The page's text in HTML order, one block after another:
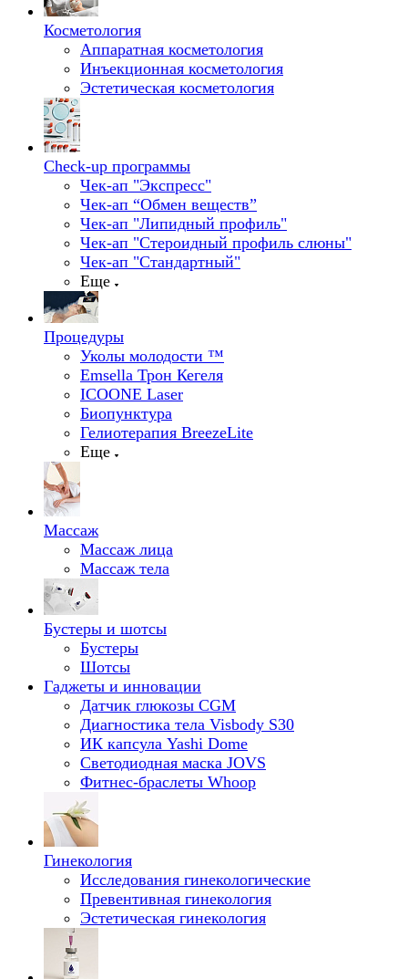
Косметология
Аппаратная косметология
Инъекционная косметология
Эстетическая косметология
Check-up программы
Чек-ап "Экспресс"
Чек-ап “Обмен веществ”
Чек-ап "Липидный профиль"
Чек-ап "Стероидный профиль слюны"
Чек-ап "Стандартный"
Еще
Процедуры
Уколы молодости ™
Emsella Трон Кегеля
ICOONE Laser
Биопунктура
Гелиотерапия BreezeLite
Еще
Массаж
Массаж лица
Массаж тела
Бустеры и шотсы
Бустеры
Шотсы
Гаджеты и инновации
Датчик глюкозы CGM
Диагностика тела Visbody S30
ИК капсула Yashi Dome
Светодиодная маска JOVS
Фитнес-браслеты Whoop
Гинекология
Исследования гинекологические
Превентивная гинекология
Эстетическая гинекология